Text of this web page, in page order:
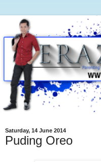
Saturday, 14 June 2014
Puding Oreo